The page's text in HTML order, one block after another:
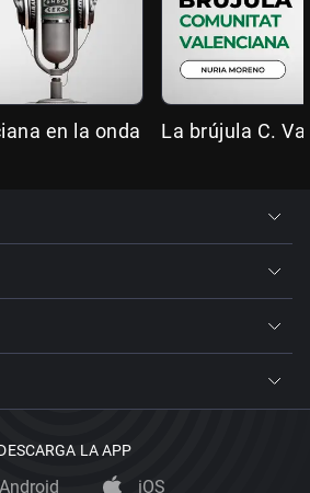
en la onda La brújula C.
LA APP
Android iOS